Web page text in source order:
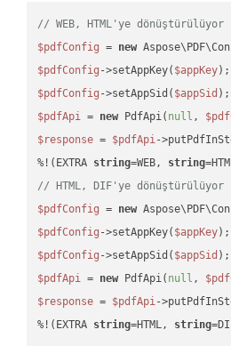
// WEB, HTML'ye dönüştürülüyor
$pdfConfig = new
$pdfConfig ->setAppKey( $appKey
$pdfConfig ->setAppSid( $appSid
$pdfApi = new PdfApi( null ,
$response = $pdfApi-
%!(EXTRA string=WEB, string
// HTML, DIF'ye dönüştürülüyor
$pdfConfig = new
$pdfConfig ->setAppKey( $appKey
$pdfConfig ->setAppSid( $appSid
$pdfApi = new PdfApi( null ,
$response = $pdfApi-
%!(EXTRA string=HTML, string